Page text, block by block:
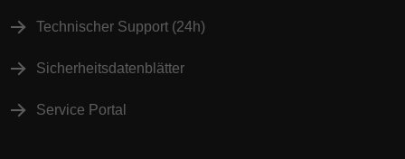
Technischer Support (24h)
Sicherheitsdatenblätter
Service Portal